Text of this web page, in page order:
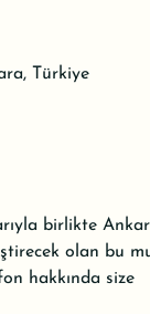
Türkiye
birlikte
olan bu
hakkında size